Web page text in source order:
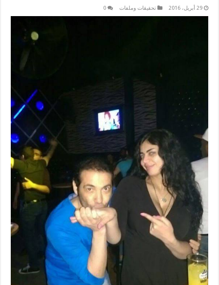
29 أبريل، 2016 تحقيقات وملفات 0